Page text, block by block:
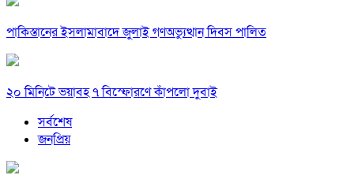
পাকিস্তানের ইসলামাবাদে জুলাই গণঅভ্যুত্থান দিবস পালিত
২০ মিনিটে ভয়াবহ ৭ বিস্ফোরণে কাঁপলো দুবাই
সর্বশেষ
জনপ্রিয়